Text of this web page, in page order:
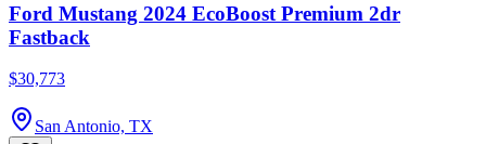
Ford Mustang 2024 EcoBoost Premium 2dr
Fastback
$30,773
San Antonio, TX